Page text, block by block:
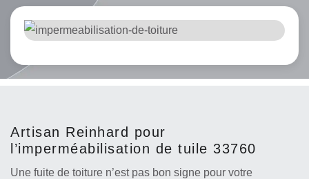
Artisan Reinhard pour
l’imperméabilisation de tuile 33760
Une fuite de toiture n’est pas bon signe pour votre